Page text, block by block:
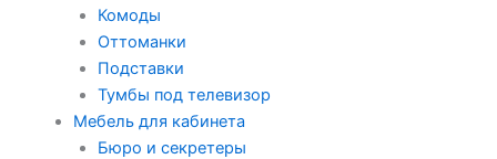
Комоды
Оттоманки
Подставки
Тумбы под телевизор
Мебель для кабинета
Бюро и секретеры